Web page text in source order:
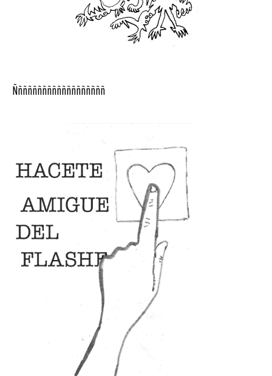
Ñññññññññññññññññññ